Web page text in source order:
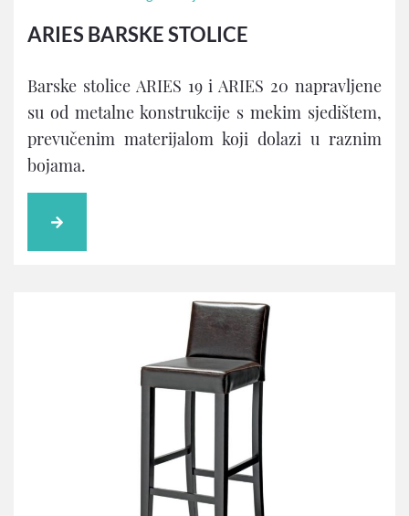
ARIES BARSKE STOLICE
Barske stolice ARIES 19 i ARIES 20 napravljene
su od metalne konstrukcije s mekim sjedištem,
prevučenim materijalom koji dolazi u raznim
bojama.